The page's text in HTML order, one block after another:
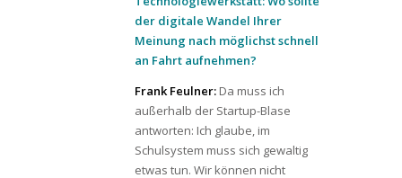
der digitale Wandel Ihrer
Meinung nach möglichst schnell
an Fahrt aufnehmen?
Frank Feulner: Da muss ich
außerhalb der Startup-Blase
antworten: Ich glaube, im
Schulsystem muss sich gewaltig
etwas tun. Wir können nicht